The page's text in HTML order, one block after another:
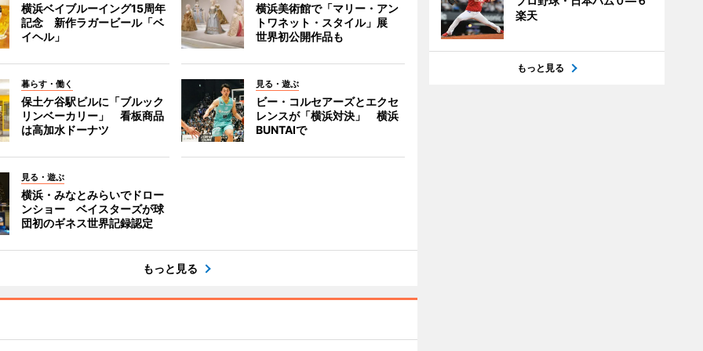
横浜ベイブルーイング15周年
記念 新作ラガービール「ベ
イヘル」
横浜美術館で「マリー・アン
トワネット・スタイル」展
世界初公開作品も
暮らす・働く
保土ケ谷駅ビルに「ブルック
リンベーカリー」 看板商品
は高加水ドーナツ
見る・遊ぶ
ビー・コルセアーズとエクセ
レンスが「横浜対決」 横浜
BUNTAIで
見る・遊ぶ
横浜・みなとみらいでドロー
ンショー ベイスターズが球
団初のギネス世界記録認定
もっと見る
楽天
もっと見る